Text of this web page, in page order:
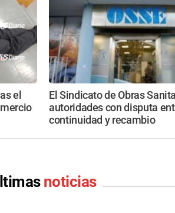
el
El Sindicato de Obras
autoridades con disputa
continuidad y recambio
noticias